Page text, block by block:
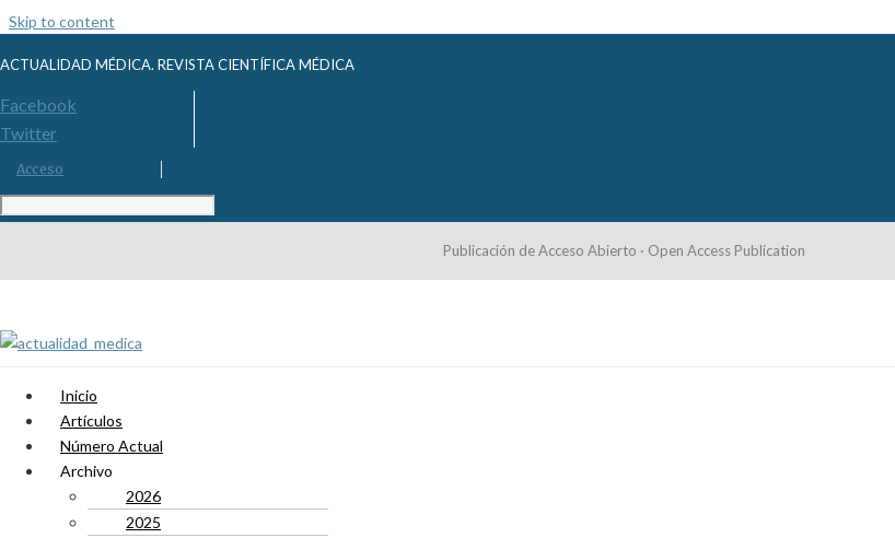
Skip to content
ACTUALIDAD MÉDICA. REVISTA CIENTÍFICA MÉDICA
Facebook
Twitter
Acceso
Publicación de Acceso Abierto · Open Access Publication
Inicio
Artículos
Número Actual
Archivo
2026
2025